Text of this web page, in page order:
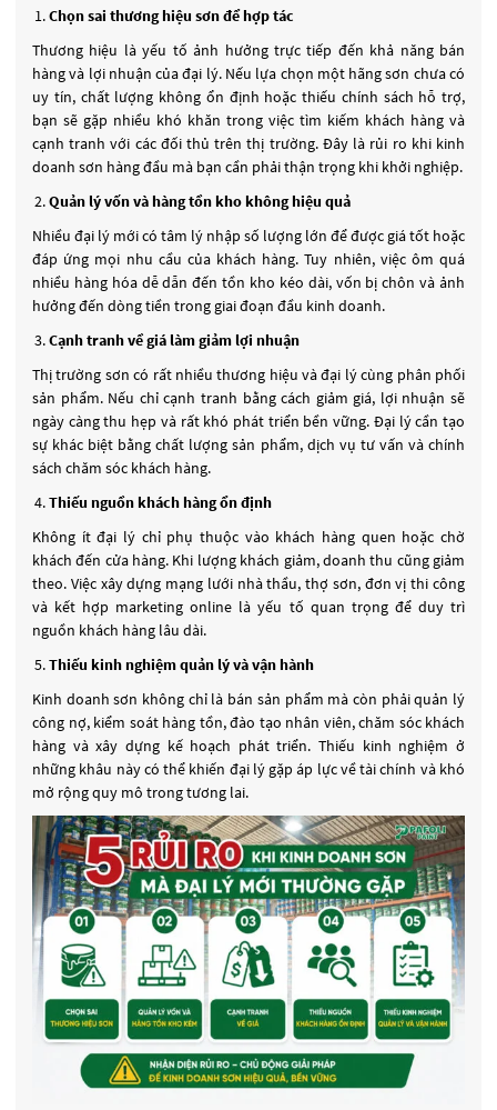
Chọn sai thương hiệu sơn để hợp tác
Thương hiệu là yếu tố ảnh hưởng trực tiếp đến khả năng bán
hàng và lợi nhuận của đại lý. Nếu lựa chọn một hãng sơn chưa có
uy tín, chất lượng không ổn định hoặc thiếu chính sách hỗ trợ,
bạn sẽ gặp nhiều khó khăn trong việc tìm kiếm khách hàng và
cạnh tranh với các đối thủ trên thị trường. Đây là rủi ro khi kinh
doanh sơn hàng đầu mà bạn cần phải thận trọng khi khởi nghiệp.
Quản lý vốn và hàng tồn kho không hiệu quả
Nhiều đại lý mới có tâm lý nhập số lượng lớn để được giá tốt hoặc
đáp ứng mọi nhu cầu của khách hàng. Tuy nhiên, việc ôm quá
nhiều hàng hóa dễ dẫn đến tồn kho kéo dài, vốn bị chôn và ảnh
hưởng đến dòng tiền trong giai đoạn đầu kinh doanh.
Cạnh tranh về giá làm giảm lợi nhuận
Thị trường sơn có rất nhiều thương hiệu và đại lý cùng phân phối
sản phẩm. Nếu chỉ cạnh tranh bằng cách giảm giá, lợi nhuận sẽ
ngày càng thu hẹp và rất khó phát triển bền vững. Đại lý cần tạo
sự khác biệt bằng chất lượng sản phẩm, dịch vụ tư vấn và chính
sách chăm sóc khách hàng.
Thiếu nguồn khách hàng ổn định
Không ít đại lý chỉ phụ thuộc vào khách hàng quen hoặc chờ
khách đến cửa hàng. Khi lượng khách giảm, doanh thu cũng giảm
theo. Việc xây dựng mạng lưới nhà thầu, thợ sơn, đơn vị thi công
và kết hợp marketing online là yếu tố quan trọng để duy trì
nguồn khách hàng lâu dài.
Thiếu kinh nghiệm quản lý và vận hành
Kinh doanh sơn không chỉ là bán sản phẩm mà còn phải quản lý
công nợ, kiểm soát hàng tồn, đào tạo nhân viên, chăm sóc khách
hàng và xây dựng kế hoạch phát triển. Thiếu kinh nghiệm ở
những khâu này có thể khiến đại lý gặp áp lực về tài chính và khó
mở rộng quy mô trong tương lai.